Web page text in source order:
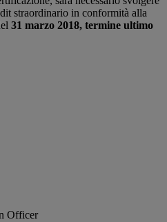
straordinario in conformità alla
31 marzo 2018, termine ultimo
Officer